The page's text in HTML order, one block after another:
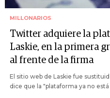
MILLONARIOS
Twitter adquiere la
Laskie, en la primera
al frente de la firma
El sitio web de Laskie fue
dice que la "plataforma ya no está